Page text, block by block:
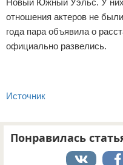
Новый Южный Уэльс. У
отношения актеров не
года пара объявила о
официально развелись.
Источник
Понравилась